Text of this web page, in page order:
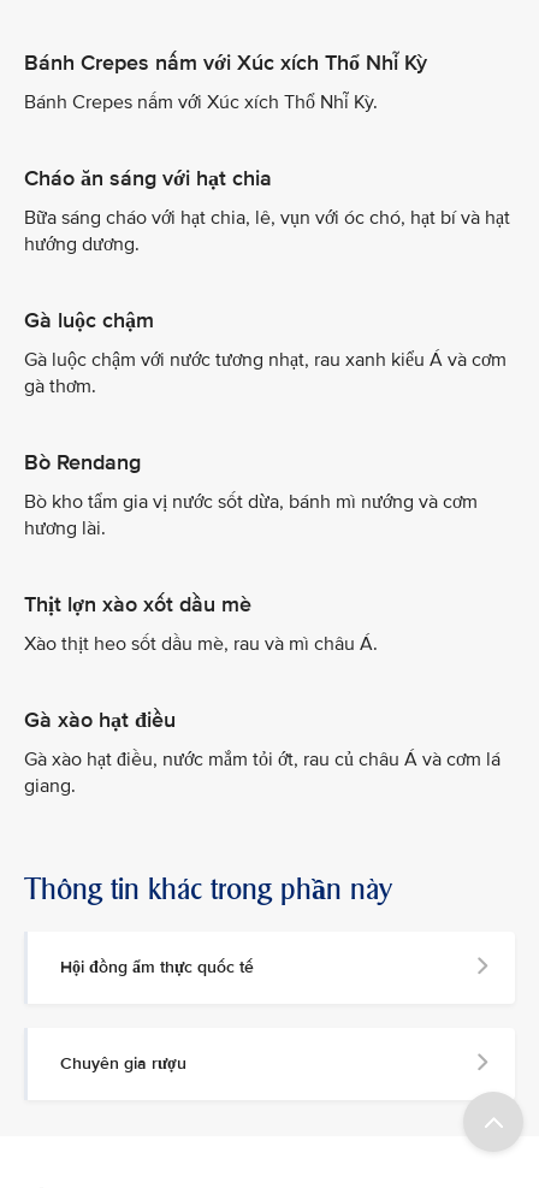
Bánh Crepes nấm với Xúc xích Thổ Nhĩ Kỳ
Bánh Crepes nấm với Xúc xích Thổ Nhĩ Kỳ.
Cháo ăn sáng với hạt chia
Bữa sáng cháo với hạt chia, lê, vụn với óc chó, hạt bí và hạt
hướng dương.
Gà luộc chậm
Gà luộc chậm với nước tương nhạt, rau xanh kiểu Á và cơm
gà thơm.
Bò Rendang
Bò kho tẩm gia vị nước sốt dừa, bánh mì nướng và cơm
hương lài.
Thịt lợn xào xốt dầu mè
Xào thịt heo sốt dầu mè, rau và mì châu Á.
Gà xào hạt điều
Gà xào hạt điều, nước mắm tỏi ớt, rau củ châu Á và cơm lá
giang.
Thông tin khác trong phần này
Hội đồng ẩm thực quốc tế
Chuyên gia rượu